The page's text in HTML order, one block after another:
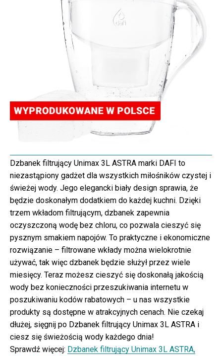
Dzbanek filtrujący Unimax 3L ASTRA marki DAFI to
niezastąpiony gadżet dla wszystkich miłośników czystej i
świeżej wody. Jego elegancki biały design sprawia, że
będzie doskonałym dodatkiem do każdej kuchni. Dzięki
trzem wkładom filtrującym, dzbanek zapewnia
oczyszczoną wodę bez chloru, co pozwala cieszyć się
pysznym smakiem napojów. To praktyczne i ekonomiczne
rozwiązanie – filtrowane wkłady można wielokrotnie
używać, tak więc dzbanek będzie służył przez wiele
miesięcy. Teraz możesz cieszyć się doskonałą jakością
wody bez konieczności przeszukiwania internetu w
poszukiwaniu kodów rabatowych – u nas wszystkie
produkty są dostępne w atrakcyjnych cenach. Nie czekaj
dłużej, sięgnij po Dzbanek filtrujący Unimax 3L ASTRA i
ciesz się świeżością wody każdego dnia!
Sprawdź więcej: Dzbanek filtrujący Unimax 3L ASTRA,